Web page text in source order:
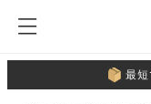
最